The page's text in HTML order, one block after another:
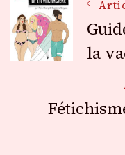
des
articles
la